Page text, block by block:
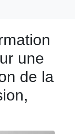
une
de la